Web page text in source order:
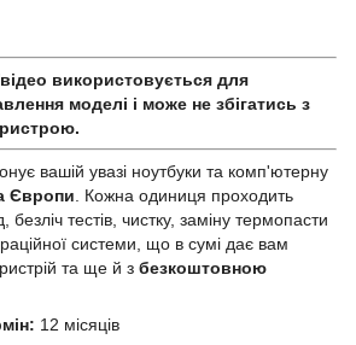
використовується для
моделі і може не збігатись з
вашій увазі ноутбуки та комп'ютерну
Європи . Кожна одиниця проходить
безліч тестів, чистку, заміну термопасти
системи, що в сумі дає вам
та ще й з безкоштовною
12 місяців